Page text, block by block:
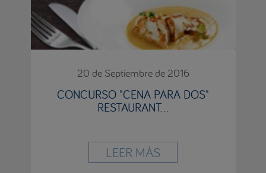
20 de Septiembre de 2016
CONCURSO "CENA PARA DOS"
RESTAURANT...
LEER MÁS